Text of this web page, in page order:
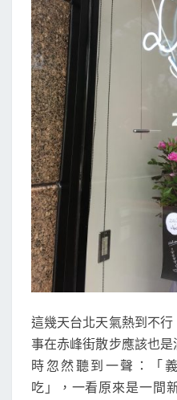
這幾天台北天氣熱到不
事在赤峰街散步應該也
時忽然聽到一聲：「
吃」，一看原來是一間